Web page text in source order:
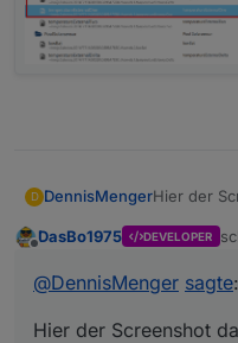
D DennisMengerHier der
rein. Alle
DasBo1975 DEVELOPER
@DennisMenger sagte:
Hier der Screenshot